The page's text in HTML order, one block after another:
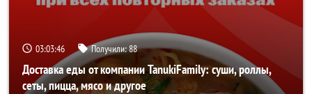
03:03:42 Получили:88
Доставка еды от компании TanukiFamily: суши, роллы,
сеты, пицца, мясо и другое